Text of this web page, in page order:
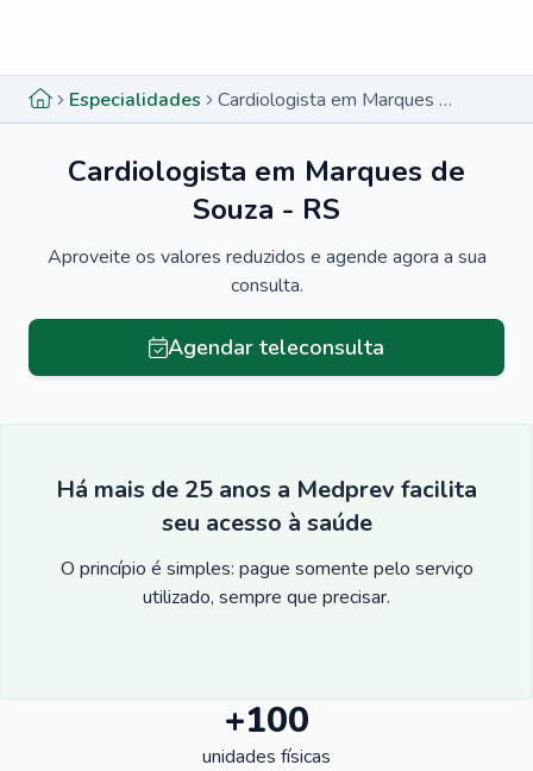
Especialidades Cardiologista em Marques de Souza - RS
Cardiologista em Marques de
Souza - RS
Aproveite os valores reduzidos e agende agora a sua
consulta.
Agendar teleconsulta
Há mais de 25 anos a Medprev facilita
seu acesso à saúde
O princípio é simples: pague somente pelo serviço
utilizado, sempre que precisar.
+100
unidades físicas